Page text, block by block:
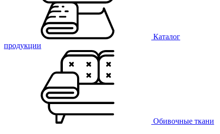
Каталог
продукции
Обивочные ткани